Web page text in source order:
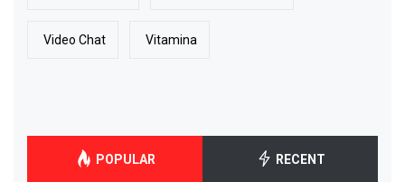
Video Chat Vitamina
POPULAR RECENT